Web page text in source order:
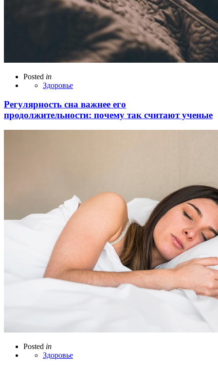
Posted in
Здоровье
Регулярность сна важнее его
продолжительности: почему так считают ученые
Posted in
Здоровье